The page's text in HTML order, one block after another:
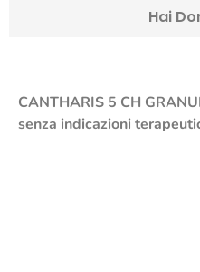
Hai
CANTHARIS 5 CH
senza indicazioni